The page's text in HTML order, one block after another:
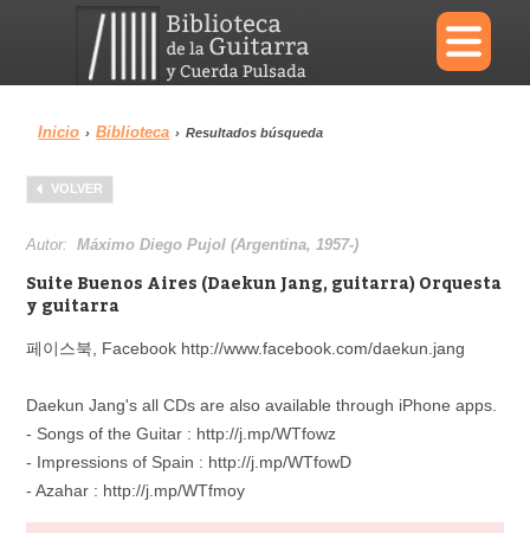
×
Menu
Biblioteca Diccionario
Área personal Reproductor
Inicio › Biblioteca › Resultados búsqueda
VOLVER
Autor:Máximo Diego Pujol (Argentina, 1957-)
Suite Buenos Aires (Daekun Jang, guitarra) Orquesta
y guitarra
페이스북, Facebook http://www.facebook.com/daekun.jang
Daekun Jang's all CDs are also available through iPhone apps.
- Songs of the Guitar : http://j.mp/WTfowz
- Impressions of Spain : http://j.mp/WTfowD
- Azahar : http://j.mp/WTfmoy